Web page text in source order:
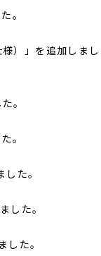
。
）」を追加しまし
。
。
た。
した。
た。